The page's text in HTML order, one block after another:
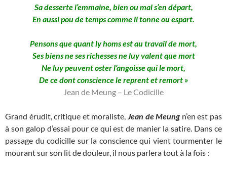
Sa desserte l’emmaine, bien ou mal s’en départ,
En aussi pou de temps comme il tonne ou espart.
Pensons que quant ly homs est au travail de mort,
Ses biens ne ses richesses ne luy valent que mort
Ne luy peuvent oster l’angoisse qui le mort,
De ce dont conscience le reprent et remort »
Jean de Meung – Le Codicille
Grand érudit, critique et moraliste, Jean de Meung n’en est pas
à son galop d’essai pour ce qui est de manier la satire. Dans ce
passage du codicille sur la conscience qui vient tourmenter le
mourant sur son lit de douleur, il nous parlera tout à la fois :